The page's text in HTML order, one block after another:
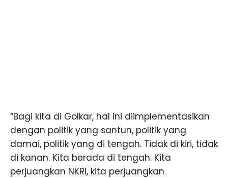
“Bagi kita di Golkar, hal ini diimplementasikan
dengan politik yang santun, politik yang
damai, politik yang di tengah. Tidak di kiri, tidak
di kanan. Kita berada di tengah. Kita
perjuangkan NKRI, kita perjuangkan